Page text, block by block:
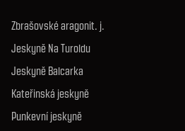
Zbrašovské aragonit. j.
Jeskyně Na Turoldu
Jeskyně Balcarka
Kateřinská jeskyně
Punkevní jeskyně